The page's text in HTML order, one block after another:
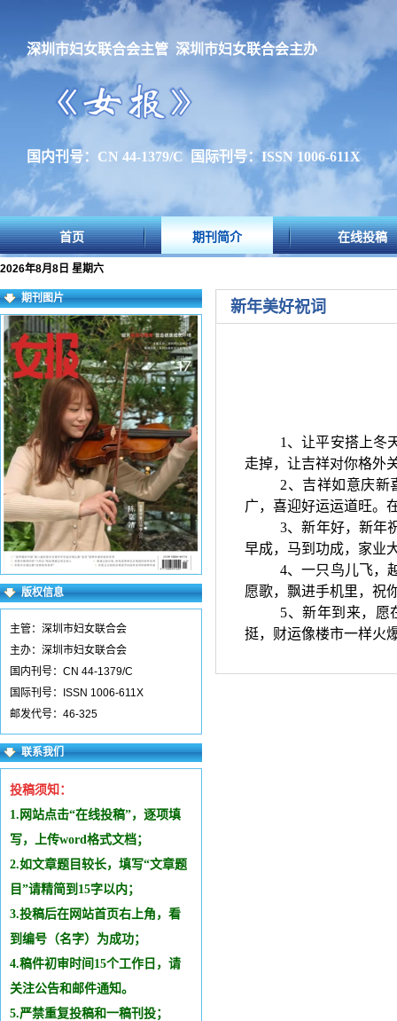
深圳市妇女联合会主管 深圳市妇女联合会主办
国内刊号：CN 44-1379/C 国际刊号：ISSN 1006-611X
首页 期刊简介 在线投稿
2026年8月8日 星期六
期刊图片
版权信息
主管：深圳市妇女联合会
主办：深圳市妇女联合会
国内刊号：CN 44-1379/C
国际刊号：ISSN 1006-611X
邮发代号：46-325
联系我们
投稿须知：
1.网站点击“在线投稿”，逐项填
写，上传word格式文档；
2.如文章题目较长，填写“文章题
目”请精简到15字以内；
3.投稿后在网站首页右上角，看
到编号（名字）为成功；
4.稿件初审时间15个工作日，请
关注公告和邮件通知。
5.严禁重复投稿和一稿刊投；
新年美好祝词
1、让平安搭上冬
走掉，让吉祥对你格外
2、吉祥如意庆新
广，喜迎好运运道旺。
3、新年好，新年
早成，马到功成，家业
4、一只鸟儿飞，
愿歌，飘进手机里，祝
5、新年到来，愿
挺，财运像楼市一样火